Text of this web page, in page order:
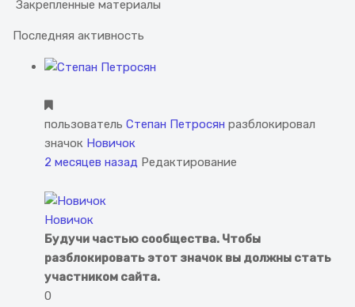
Закрепленные материалы
Последняя активность
пользователь Степан Петросян разблокировал
значок Новичок
2 месяцев назад Редактирование
Новичок
Будучи частью сообщества. Чтобы
разблокировать этот значок вы должны стать
участником сайта.
0